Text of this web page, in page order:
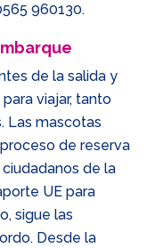
960130.
de la salida y
viajar, tanto
Las mascotas
de reserva
de la
UE para
sigue las
Desde la